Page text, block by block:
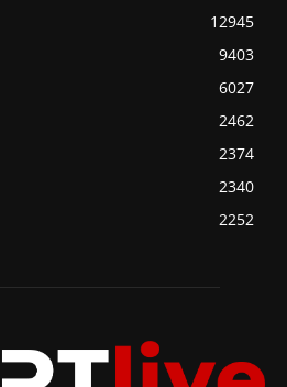
12945
9403
6027
2462
2374
2340
2252